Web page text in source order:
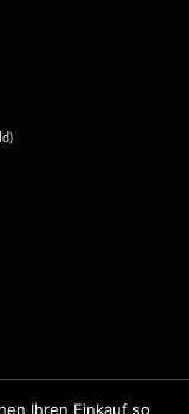
Kapitäne
Ihren Einkauf so